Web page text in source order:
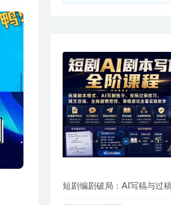
短剧编剧破局：AI写稿与过